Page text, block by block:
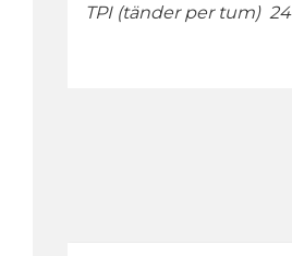
TPI (tänder per tum) 24